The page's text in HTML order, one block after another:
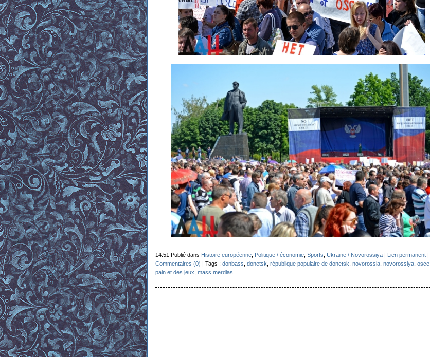
14:51 Publié dans Histoire européenne, Politique / économie, Sports Ukraine / Novorossiya| Lien permanent|
Commentaires (0) | Tags : donbass donetsk république populaire de donetsk novorossia, novorossiya, osce,
pain et des jeux mass merdias